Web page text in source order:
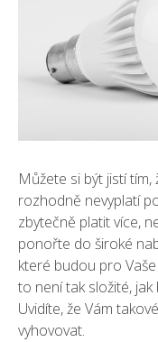
Můžete si být jistí
rozhodně nevyplatí
zbytečně platit více,
ponořte do široké
které budou pro
to není tak složité,
Uvidíte, že Vám
vyhovovat.